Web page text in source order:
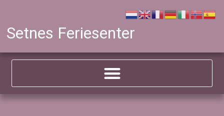
Setnes Feriesenter